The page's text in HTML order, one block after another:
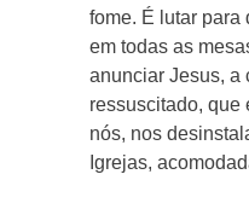
fome. É lutar para
em todas as
anunciar Jesus, a
ressuscitado, que
nós, nos
Igrejas,